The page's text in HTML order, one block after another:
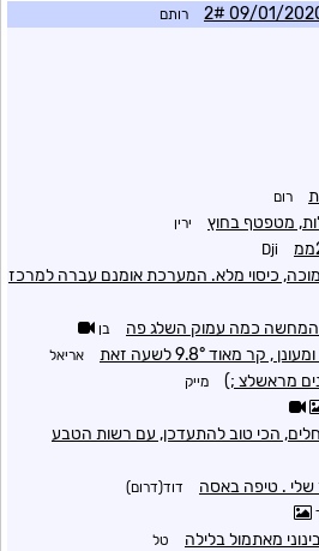
רותם
רום
ירין
Dji
כיסוי מלא. המערכת אומנם עברה למרכז
המחשה כמה עמוק השלג פה בן
מאוד 9.8° לשעה זאת אריאל
מראשלצ ;) מייק
הכי טוב להתעדכן, עם רשות הטבע
שלי . טיפה באסה דוד(דרום)
מאתמול בלילה טל